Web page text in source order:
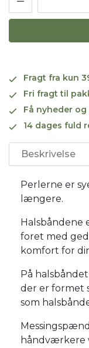
Fragt fra kun
Fri fragt til
Få nyheder
14 dages fuld
Beskrivelse
Perlerne er
længere.
Halsbåndene
foret med
komfort for
På
der er formet
som
håndværkere